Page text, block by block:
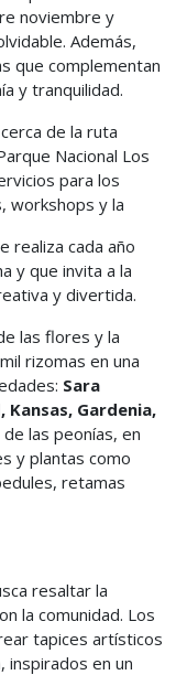
noviembre y
Además,
que complementan
y tranquilidad.
de la ruta
Nacional Los
para los
workshops y la
realiza cada año
y que invita a la
y divertida.
las flores y la
rizomas en una
Sara
Kansas, Gardenia,
las peonías, en
y plantas como
retamas
resaltar la
la comunidad. Los
tapices artísticos
inspirados en un